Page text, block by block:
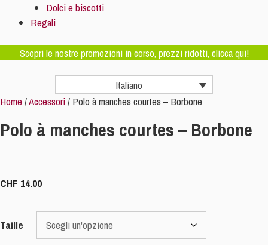
Dolci e biscotti
Regali
Scopri le nostre promozioni in corso, prezzi ridotti, clicca qui!
Italiano
Home/Accessori/ Polo à manches courtes – Borbone
Polo à manches courtes – Borbone
CHF 14.00
Taille